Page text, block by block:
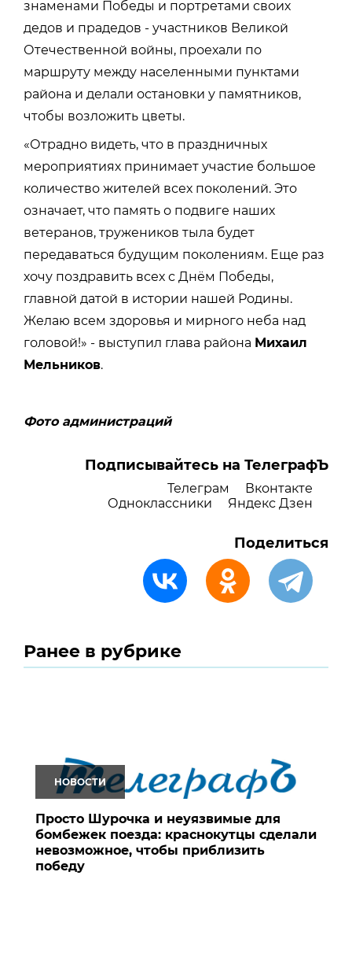
знаменами Победы и портретами своих
дедов и прадедов - участников Великой
Отечественной войны, проехали по
маршруту между населенными пунктами
района и делали остановки у памятников,
чтобы возложить цветы.
«Отрадно видеть, что в праздничных
мероприятиях принимает участие большое
количество жителей всех поколений. Это
означает, что память о подвиге наших
ветеранов, тружеников тыла будет
передаваться будущим поколениям. Еще раз
хочу поздравить всех с Днём Победы,
главной датой в истории нашей Родины.
Желаю всем здоровья и мирного неба над
головой!» - выступил глава района Михаил
Мельников.
Фото администраций
Подписывайтесь на ТелеграфЪ
Телеграм
Вконтакте
Одноклассники
Яндекс Дзен
Поделиться
Ранее в рубрике
НОВОСТИ
Просто Шурочка и неуязвимые для
бомбежек поезда: краснокутцы сделали
невозможное, чтобы приблизить
победу